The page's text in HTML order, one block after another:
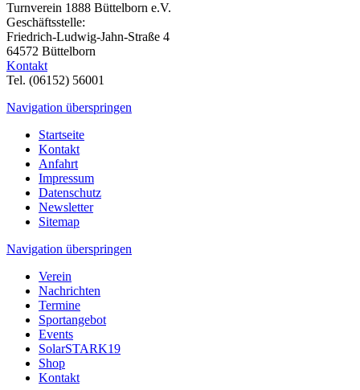
Turnverein 1888 Büttelborn e.V.
Geschäftsstelle:
Friedrich-Ludwig-Jahn-Straße 4
64572 Büttelborn
Kontakt
Tel. (06152) 56001
Navigation überspringen
Startseite
Kontakt
Anfahrt
Impressum
Datenschutz
Newsletter
Sitemap
Navigation überspringen
Verein
Nachrichten
Termine
Sportangebot
Events
SolarSTARK19
Shop
Kontakt